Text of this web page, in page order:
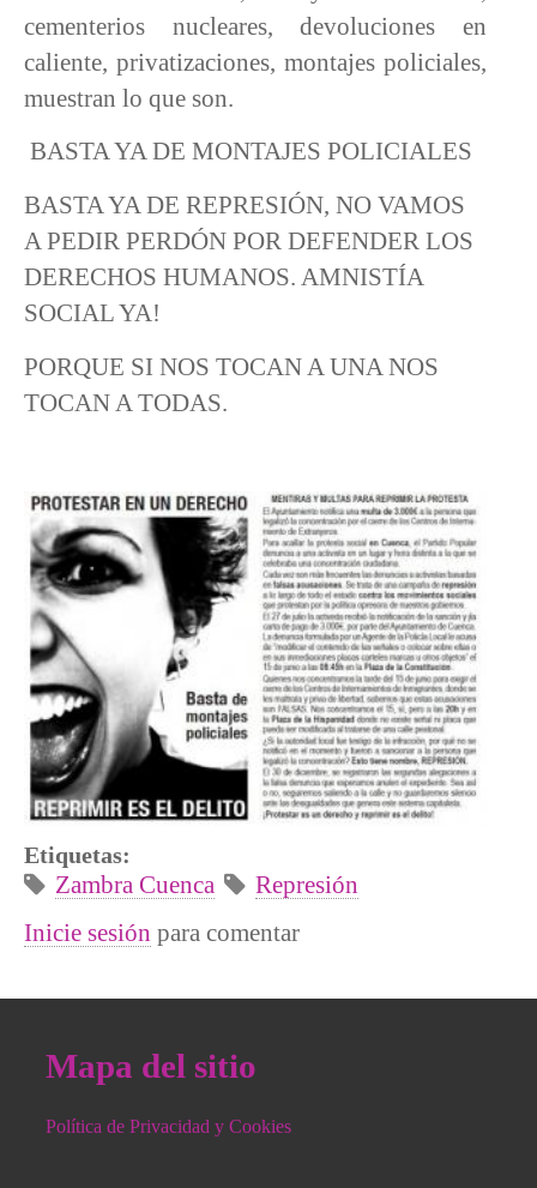
cementerios nucleares, devoluciones en
caliente, privatizaciones, montajes policiales,
muestran lo que son.
BASTA YA DE MONTAJES POLICIALES
BASTA YA DE REPRESIÓN, NO VAMOS
A PEDIR PERDÓN POR DEFENDER LOS
DERECHOS HUMANOS. AMNISTÍA
SOCIAL YA!
PORQUE SI NOS TOCAN A UNA NOS
TOCAN A TODAS.
Etiquetas:
Zambra Cuenca
Represión
Inicie sesión para comentar
Mapa del sitio
Política de Privacidad y Cookies